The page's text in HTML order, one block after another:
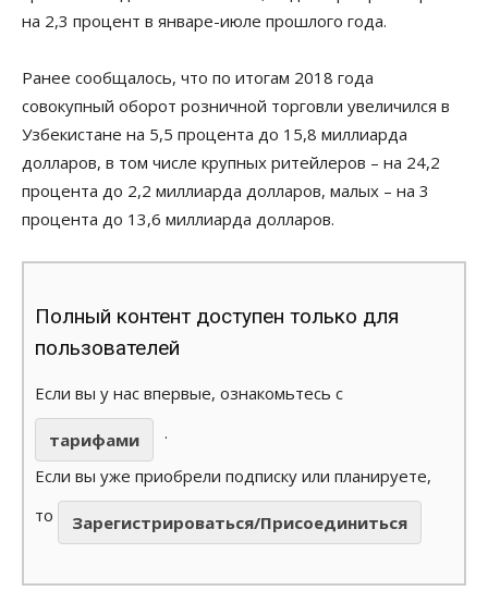
на 2,3 процент в январе-июле прошлого года.
Ранее сообщалось, что по итогам 2018 года
совокупный оборот розничной торговли увеличился в
Узбекистане на 5,5 процента до 15,8 миллиарда
долларов, в том числе крупных ритейлеров – на 24,2
процента до 2,2 миллиарда долларов, малых – на 3
процента до 13,6 миллиарда долларов.
Полный контент доступен только для
пользователей
Если вы у нас впервые, ознакомьтесь с
тарифами
.
Если вы уже приобрели подписку или планируете,
то
Зарегистрироваться/Присоединиться